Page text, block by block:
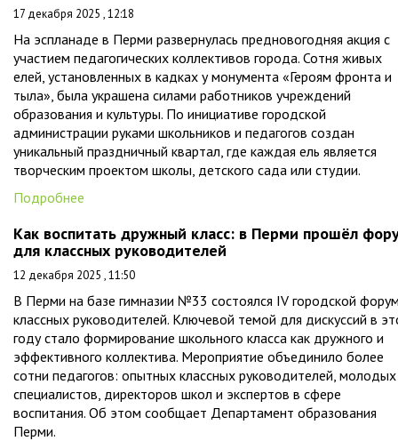
17 декабря 2025 , 12:18
На эспланаде в Перми развернулась предновогодняя акция с
участием педагогических коллективов города. Сотня живых
елей, установленных в кадках у монумента «Героям фронта и
тыла», была украшена силами работников учреждений
образования и культуры. По инициативе городской
администрации руками школьников и педагогов создан
уникальный праздничный квартал, где каждая ель является
творческим проектом школы, детского сада или студии.
Подробнее
Как воспитать дружный класс: в Перми прошёл
для классных руководителей
12 декабря 2025 , 11:50
В Перми на базе гимназии №33 состоялся IV городской
классных руководителей. Ключевой темой для дискуссий в
году стало формирование школьного класса как дружного и
эффективного коллектива. Мероприятие объединило более
сотни педагогов: опытных классных руководителей, молодых
специалистов, директоров школ и экспертов в сфере
воспитания. Об этом сообщает Департамент образования
Перми.